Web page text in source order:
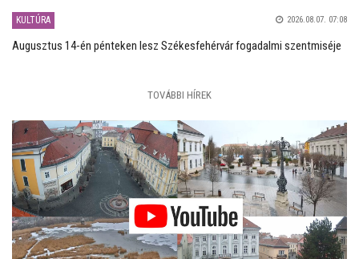
KULTÚRA 2026.08.07. 07:08
Augusztus 14-én pénteken lesz Székesfehérvár fogadalmi szentmiséje
TOVÁBBI HÍREK